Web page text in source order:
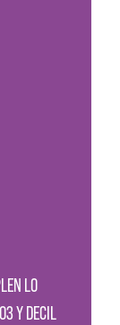
LO
Y DECIL